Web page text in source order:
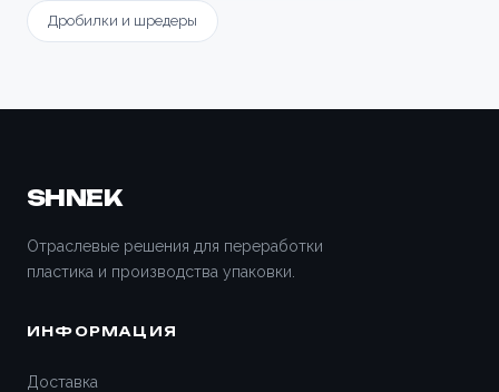
Дробилки и шредеры
SHNEK
Отраслевые решения для переработки
пластика и производства упаковки.
ИНФОРМАЦИЯ
Доставка